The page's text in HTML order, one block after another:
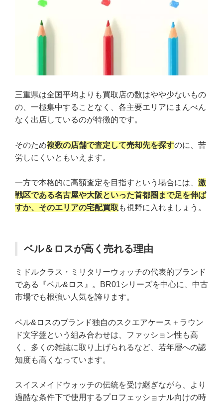
三重県は全国平均よりも買取店の数はやや少ないもの
の、一極集中することなく、各主要エリアにまんべん
なく出店しているのが特徴的です。
そのため複数の店舗で査定して売却先を探すのに、苦
労しにくいともいえます。
一方で本格的に高額査定を目指すという場合には、 激
戦区である名古屋や大阪といった首都圏まで足を伸ば
すか、そのエリアの宅配買取 も視野に入れましょう。
ベル＆ロスが高く売れる理由
ミドルクラス・ミリタリーウォッチの代表的ブランド
である『ベル&ロス』。BR01シリーズを中心に、中古
市場でも根強い人気を誇ります。
ベル&ロスのブランド独自のスクエアケース＋ラウン
ド文字盤という組み合わせは、ファッション性も高
く、多くの雑誌に取り上げられるなど、若年層への認
知度も高くなっています。
スイスメイドウォッチの伝統を受け継ぎながら、より
過酷な条件下で使用するプロフェッショナル向けの時